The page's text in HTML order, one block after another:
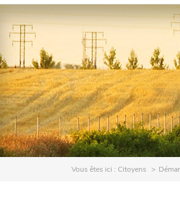
Vous êtes ici : Citoyens